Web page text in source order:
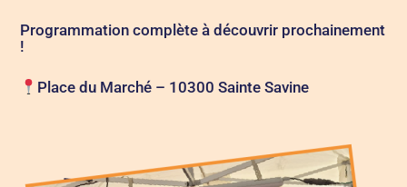
Programmation complète à découvrir prochainement
!
Place du Marché – 10300 Sainte Savine